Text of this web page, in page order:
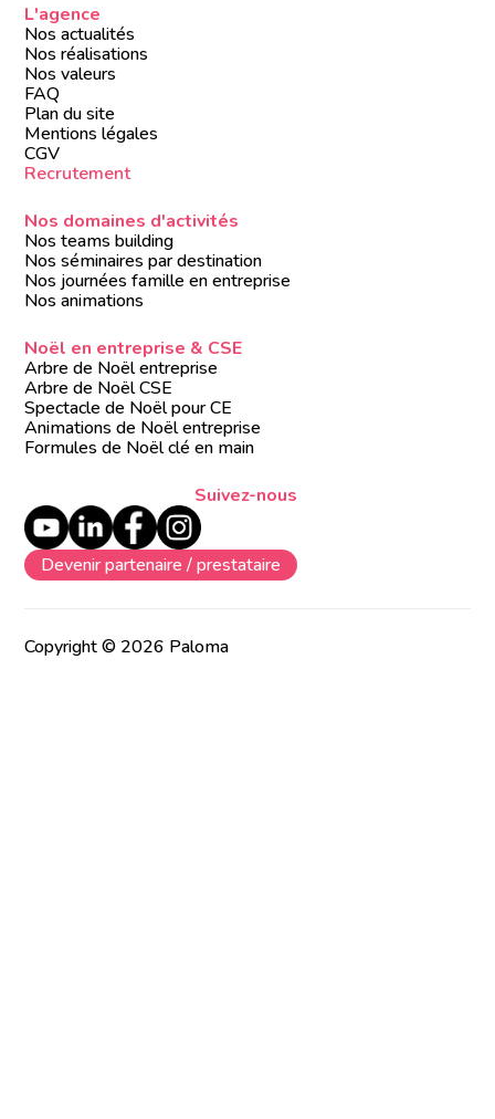
L'agence
Nos actualités
Nos réalisations
Nos valeurs
FAQ
Plan du site
Mentions légales
CGV
Recrutement
Nos domaines d'activités
Nos teams building
Nos séminaires par destination
Nos journées famille en entreprise
Nos animations
Noël en entreprise & CSE
Arbre de Noël entreprise
Arbre de Noël CSE
Spectacle de Noël pour CE
Animations de Noël entreprise
Formules de Noël clé en main
Suivez-nous
Devenir partenaire / prestataire
Copyright © 2026 Paloma